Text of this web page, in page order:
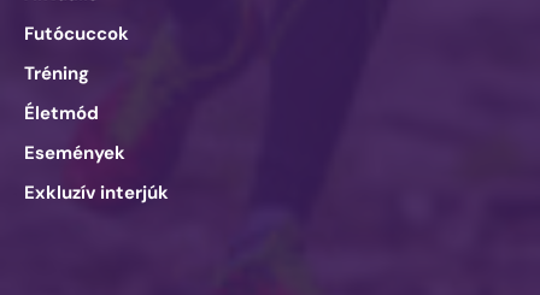
Futócuccok
Tréning
Életmód
Események
Exkluzív interjúk